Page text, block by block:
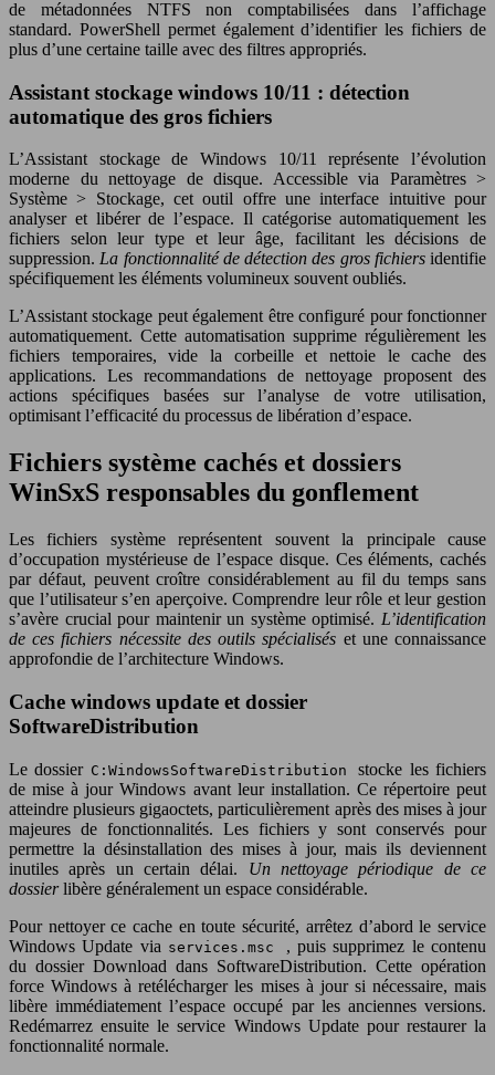
de métadonnées NTFS non comptabilisées dans l’affichage
standard. PowerShell permet également d’identifier les fichiers de
plus d’une certaine taille avec des filtres appropriés.
Assistant stockage windows 10/11 : détection
automatique des gros fichiers
L’Assistant stockage de Windows 10/11 représente l’évolution
moderne du nettoyage de disque. Accessible via Paramètres >
Système > Stockage, cet outil offre une interface intuitive pour
analyser et libérer de l’espace. Il catégorise automatiquement les
fichiers selon leur type et leur âge, facilitant les décisions de
suppression.La fonctionnalité de détection des gros fichiers identifie
spécifiquement les éléments volumineux souvent oubliés.
L’Assistant stockage peut également être configuré pour fonctionner
automatiquement. Cette automatisation supprime régulièrement les
fichiers temporaires, vide la corbeille et nettoie le cache des
applications. Les recommandations de nettoyage proposent des
actions spécifiques basées sur l’analyse de votre utilisation,
optimisant l’efficacité du processus de libération d’espace.
Fichiers système cachés et dossiers
WinSxS responsables du gonflement
Les fichiers système représentent souvent la principale cause
d’occupation mystérieuse de l’espace disque. Ces éléments, cachés
par défaut, peuvent croître considérablement au fil du temps sans
que l’utilisateur s’en aperçoive. Comprendre leur rôle et leur gestion
s’avère crucial pour maintenir un système optimisé. L’identification
de ces fichiers nécessite des outils spécialisés et une connaissance
approfondie de l’architecture Windows.
Cache windows update et dossier
SoftwareDistribution
Le dossier C:WindowsSoftwareDistributionstocke les fichiers
de mise à jour Windows avant leur installation. Ce répertoire peut
atteindre plusieurs gigaoctets, particulièrement après des mises à jour
majeures de fonctionnalités. Les fichiers y sont conservés pour
permettre la désinstallation des mises à jour, mais ils deviennent
inutiles après un certain délai. Un nettoyage périodique de ce
dossierlibère généralement un espace considérable.
Pour nettoyer ce cache en toute sécurité, arrêtez d’abord le service
Windows Update via services.msc , puis supprimez le contenu
du dossier Download dans SoftwareDistribution. Cette opération
force Windows à retélécharger les mises à jour si nécessaire, mais
libère immédiatement l’espace occupé par les anciennes versions.
Redémarrez ensuite le service Windows Update pour restaurer la
fonctionnalité normale.